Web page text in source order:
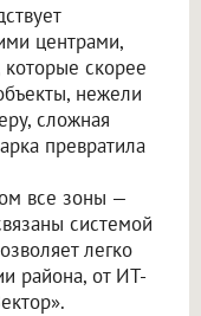
центрами,
скорее
нежели
сложная
превратила
все зоны —
системой
легко
района, от ИТ-